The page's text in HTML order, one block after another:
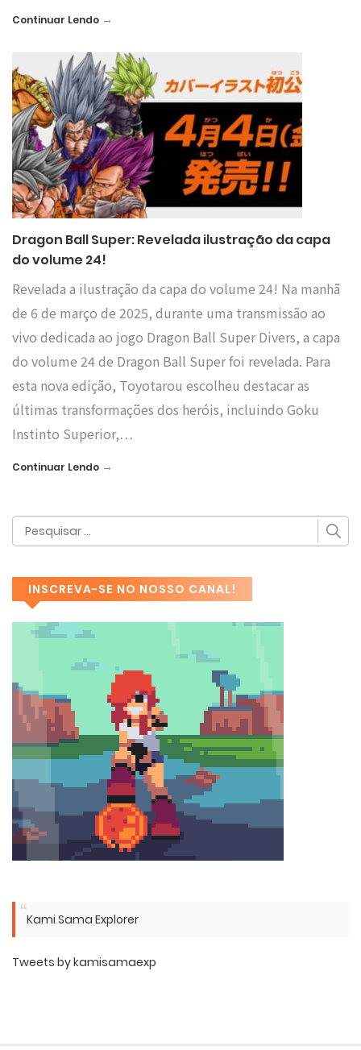
Continuar Lendo →
Dragon Ball Super: Revelada ilustração da capa
do volume 24!
Revelada a ilustração da capa do volume 24! Na manhã
de 6 de março de 2025, durante uma transmissão ao
vivo dedicada ao jogo Dragon Ball Super Divers, a capa
do volume 24 de Dragon Ball Super foi revelada. Para
esta nova edição, Toyotarou escolheu destacar as
últimas transformações dos heróis, incluindo Goku
Instinto Superior,…
Continuar Lendo →
INSCREVA-SE NO NOSSO CANAL!
Kami Sama Explorer
Tweets by kamisamaexp